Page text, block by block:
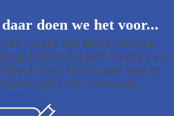
doen we het voor...
maakt zijn beloftes waar,
je hebt en geeft hierbij een
do's en dont's aan wat er
geld, no nonsense.